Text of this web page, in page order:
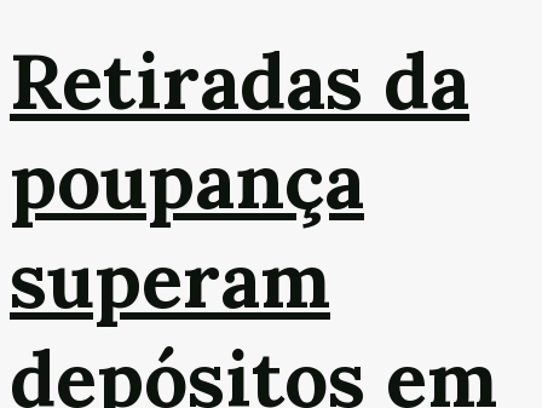
Retiradas da
poupança
superam
depósitos em